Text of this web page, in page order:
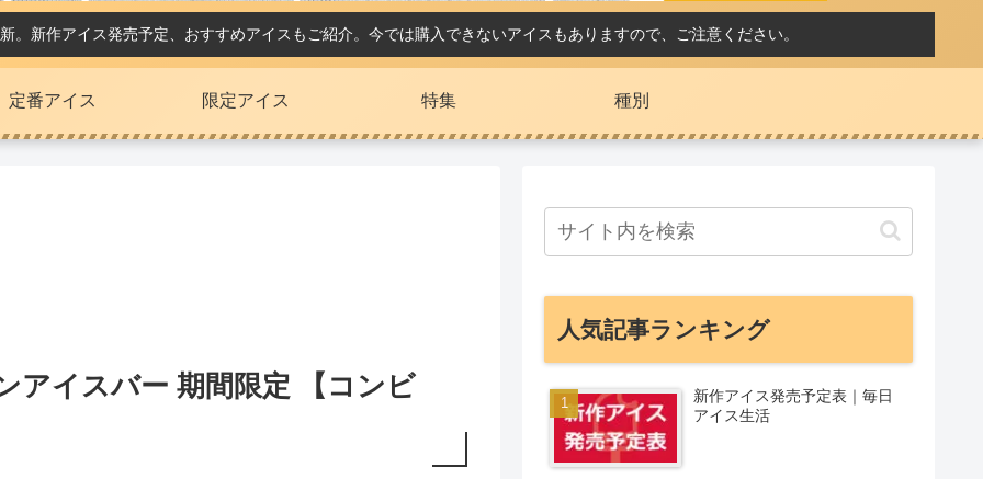
。新作アイス発売予定、おすすめアイスもご紹介。今では購入できないアイスもありますので、ご注意ください。
定番アイス 限定アイス 特集 種別
アイスバー 期間限定 【コンビ
人気記事ランキング
新作アイス発売予定表｜毎日
アイス生活